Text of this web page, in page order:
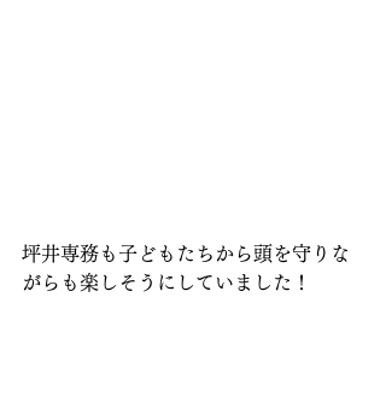
坪井専務も子どもたちから頭を守りな
がらも楽しそうにしていました！